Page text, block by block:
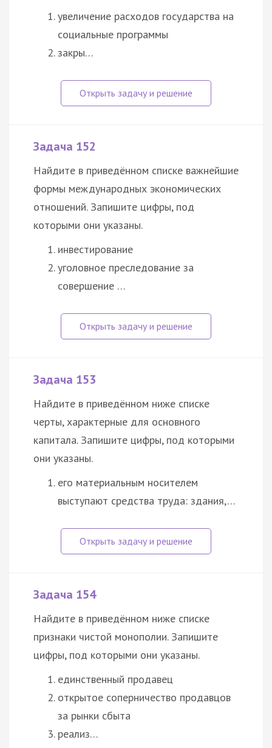
увеличение расходов государства на
социальные программы
закры…
Задача 152
Найдите в приведённом списке важнейшие
формы международных экономических
отношений. Запишите цифры, под
которыми они указаны.
инвестирование
уголовное преследование за
совершение …
Задача 153
Найдите в приведённом ниже списке
черты, характерные для основного
капитала. Запишите цифры, под которыми
они указаны.
его материальным носителем
выступают средства труда: здания,…
Задача 154
Найдите в приведённом ниже списке
признаки чистой монополии. Запишите
цифры, под которыми они указаны.
единственный продавец
открытое соперничество продавцов
за рынки сбыта
реализ…